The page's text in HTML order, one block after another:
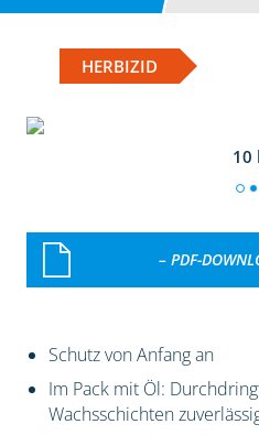
HERBIZID
10 l
– PDF-
Schutz von Anfang an
Im Pack mit Öl:
Wachsschichten